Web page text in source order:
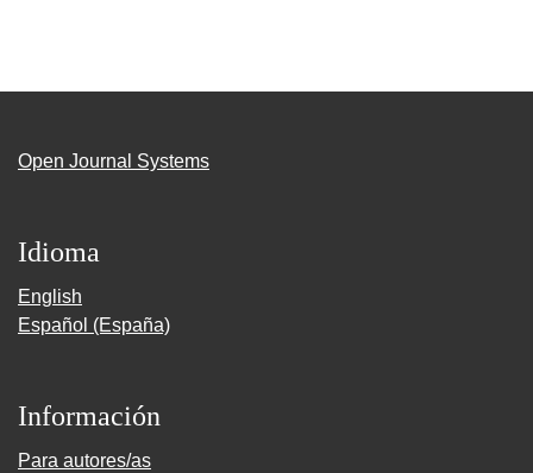
Open Journal Systems
Idioma
English
Español (España)
Información
Para autores/as